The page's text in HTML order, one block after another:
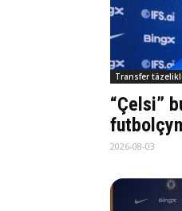
Transfer
“Çelsi”
2026-08-03